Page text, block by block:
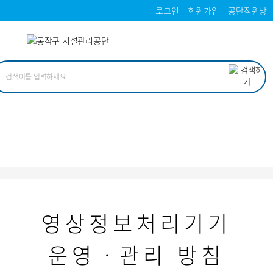
로그인 회원가입 공단직원방
영상정보처리기기
운영ㆍ관리 방침